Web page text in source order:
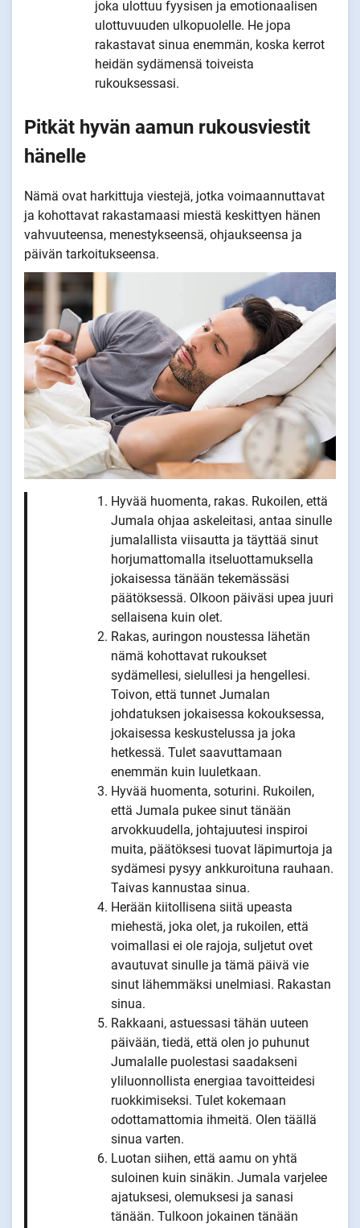
joka ulottuu fyysisen ja emotionaalisen
ulottuvuuden ulkopuolelle. He jopa
rakastavat sinua enemmän, koska kerrot
heidän sydämensä toiveista
rukouksessasi.
Pitkät hyvän aamun rukousviestit
hänelle
Nämä ovat harkittuja viestejä, jotka voimaannuttavat
ja kohottavat rakastamaasi miestä keskittyen hänen
vahvuuteensa, menestykseensä, ohjaukseensa ja
päivän tarkoitukseensa.
Hyvää huomenta, rakas. Rukoilen, että
Jumala ohjaa askeleitasi, antaa sinulle
jumalallista viisautta ja täyttää sinut
horjumattomalla itseluottamuksella
jokaisessa tänään tekemässäsi
päätöksessä. Olkoon päiväsi upea juuri
sellaisena kuin olet.
Rakas, auringon noustessa lähetän
nämä kohottavat rukoukset
sydämellesi, sielullesi ja hengellesi.
Toivon, että tunnet Jumalan
johdatuksen jokaisessa kokouksessa,
jokaisessa keskustelussa ja joka
hetkessä. Tulet saavuttamaan
enemmän kuin luuletkaan.
Hyvää huomenta, soturini. Rukoilen,
että Jumala pukee sinut tänään
arvokkuudella, johtajuutesi inspiroi
muita, päätöksesi tuovat läpimurtoja ja
sydämesi pysyy ankkuroituna rauhaan.
Taivas kannustaa sinua.
Herään kiitollisena siitä upeasta
miehestä, joka olet, ja rukoilen, että
voimallasi ei ole rajoja, suljetut ovet
avautuvat sinulle ja tämä päivä vie
sinut lähemmäksi unelmiasi. Rakastan
sinua.
Rakkaani, astuessasi tähän uuteen
päivään, tiedä, että olen jo puhunut
Jumalalle puolestasi saadakseni
yliluonnollista energiaa tavoitteidesi
ruokkimiseksi. Tulet kokemaan
odottamattomia ihmeitä. Olen täällä
sinua varten.
Luotan siihen, että aamu on yhtä
suloinen kuin sinäkin. Jumala varjelee
ajatuksesi, olemuksesi ja sanasi
tänään. Tulkoon jokainen tänään